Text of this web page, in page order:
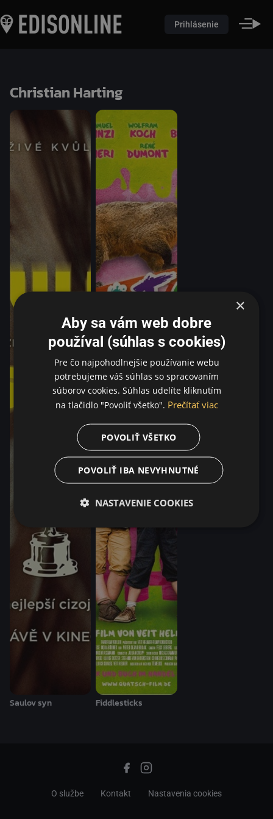
Prihlásenie
Christian Harting
Saulov syn Fiddlesticks
O službe Kontakt Nastavenia cookies
×
Aby sa vám web dobre
používal (súhlas s cookies)
Pre čo najpohodlnejšie používanie webu
potrebujeme váš súhlas so spracovaním
súborov cookies. Súhlas udelíte kliknutím
na tlačidlo "Povoliť všetko". Prečítať viac
POVOLIŤ VŠETKO
POVOLIŤ IBA NEVYHNUTNÉ
NASTAVENIE COOKIES